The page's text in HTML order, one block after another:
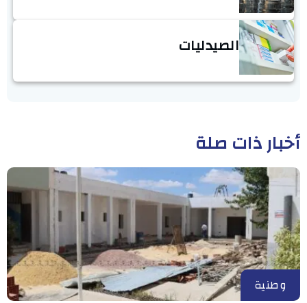
الصيدليات
أخبار ذات صلة
وطنية